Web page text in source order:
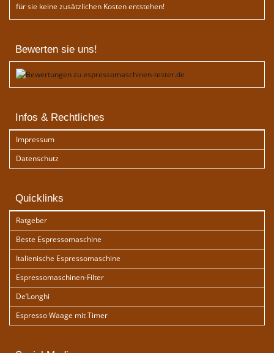
für sie keine zusätzlichen Kosten entstehen!
Bewerten sie uns!
Infos & Rechtliches
Impressum
Datenschutz
Quicklinks
Ratgeber
Beste Espressomaschine
Italienische Espressomaschine
Espressomaschinen-Filter
De’Longhi
Espresso Waage mit Timer